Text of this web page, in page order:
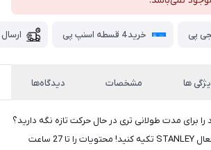
خرید 4 قسطه اسنپ پی
ها مشخصات دیدگاه‌ها
برای مدت طولانی تری در حال حرکت تازه نگه دارید؟
به جعبه خنک کننده غیرفعال STANLEY تکیه کنید! محتویات را تا 27 ساعت